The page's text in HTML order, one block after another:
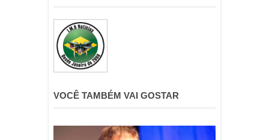
VOCÊ TAMBÉM VAI GOSTAR